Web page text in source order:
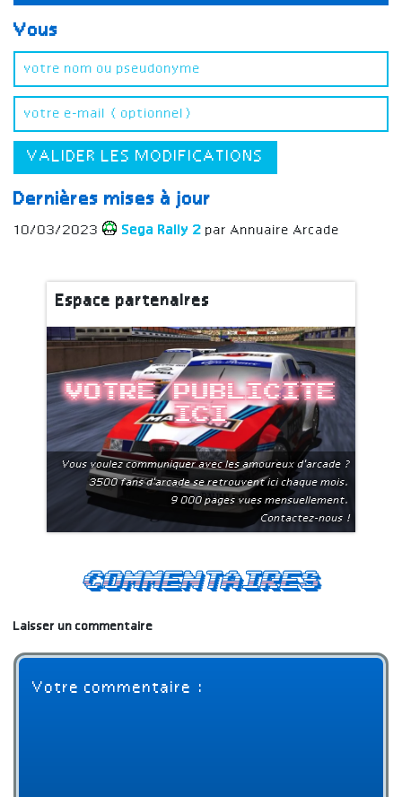
Vous
VALIDER LES MODIFICATIONS
Dernières mises à jour
10/03/2023 Sega Rally 2 par Annuaire Arcade
Espace partenaires
Votre publicite
ici
Vous voulez communiquer avec les amoureux d'arcade ?
3500 fans d'arcade se retrouvent ici chaque mois.
9 000 pages vues mensuellement.
Contactez-nous !
Commentaires
Laisser un commentaire